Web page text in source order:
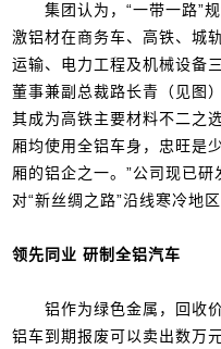
集团认为，“一带一路”规
激铝材在商务车、高铁、城
运输、电力工程及机械设备
董事兼副总裁路长青（见图
其成为高铁主要材料不二之
厢均使用全铝车身，忠旺是
厢的铝企之一。”公司现已
对“新丝绸之路”沿线寒冷地
领先同业 研制全铝汽车
铝作为绿色金属，回收价
铝车到期报废可以卖出数万